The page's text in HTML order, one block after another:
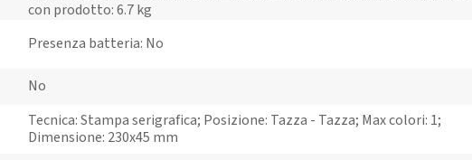
con prodotto: 6.7 kg
Presenza batteria: No
No
Tecnica: Stampa serigrafica; Posizione: Tazza - Tazza; Max colori: 1;
Dimensione: 230x45 mm